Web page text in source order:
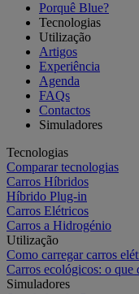
Porquê Blue?
Tecnologias
Utilização
Artigos
Experiência
Agenda
FAQs
Contactos
Simuladores
Tecnologias
Comparar tecnologias
Carros Híbridos
Híbrido Plug-in
Carros Elétricos
Carros a Hidrogénio
Utilização
Como carregar carros
Carros ecológicos: o que
Simuladores